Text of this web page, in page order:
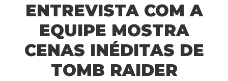
ENTREVISTA COM A
EQUIPE MOSTRA
CENAS INÉDITAS DE
TOMB RAIDER